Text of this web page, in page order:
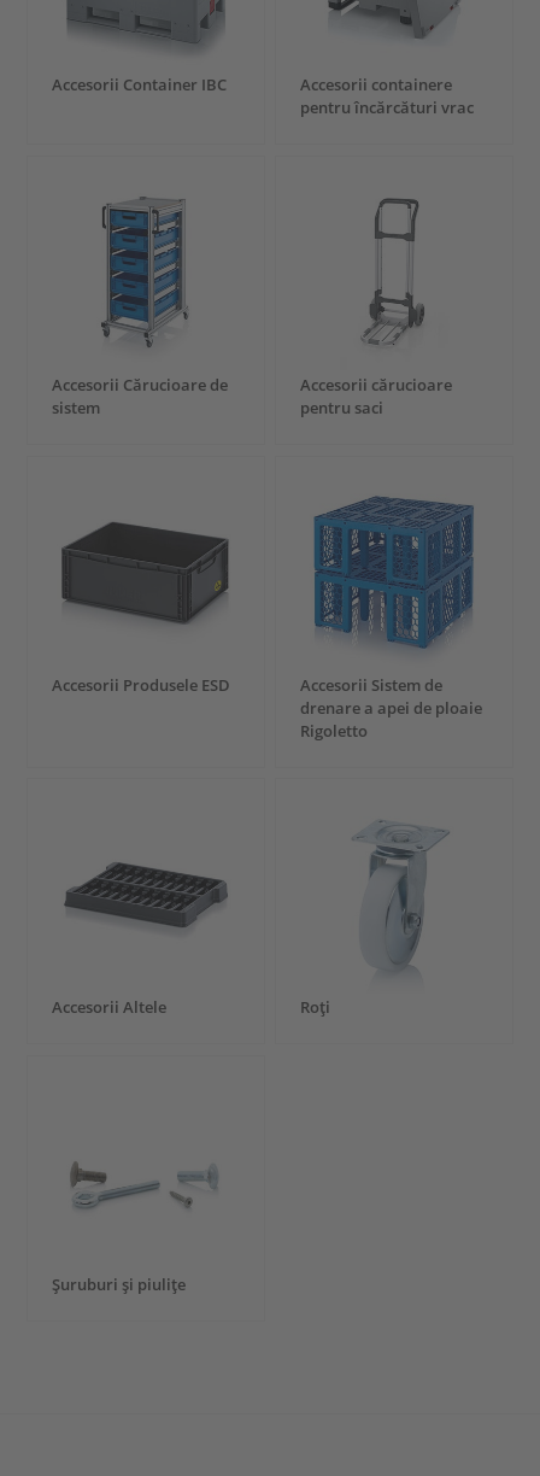
Accesorii Container IBC
Accesorii containere
pentru încărcături vrac
Accesorii Cărucioare de
sistem
Accesorii cărucioare
pentru saci
Accesorii Produsele ESD
Accesorii Sistem de
drenare a apei de ploaie
Rigoletto
Accesorii Altele Roți
Şuruburi şi piuliţe